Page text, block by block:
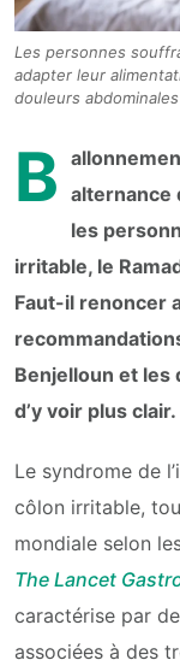
Les personnes
adapter leur
douleurs
B alternance
les
irritable, le
Faut-il renoncer
Benjelloun et
d’y voir plus clair.
Le syndrome de
côlon irritable,
mondiale selon
The Lancet
caractérise par
associées à des